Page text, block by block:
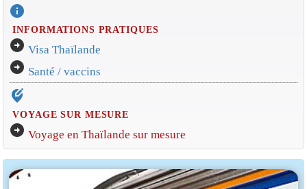
info
INFORMATIONS PRATIQUES
arrow_circle_right Visa Thaïlande
arrow_circle_right Santé / vaccins
edit_location_alt
VOYAGE SUR MESURE
arrow_circle_right Voyage en Thaïlande sur mesure